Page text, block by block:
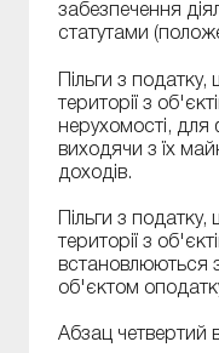
забезпечення
статутами
Пільги з
території з
нерухомості, для
виходячи з їх
доходів.
Пільги з
території з
встановлюються
об'єктом
Абзац четвертий